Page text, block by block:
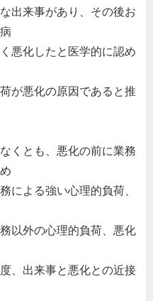
来事があり、その後お
悪化したと医学的に認め
が悪化の原因であると推
とも、悪化の前に業務
による強い心理的負荷、
以外の心理的負荷、悪化
、出来事と悪化との近接